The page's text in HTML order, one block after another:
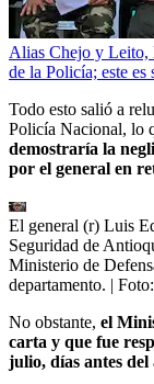
Alias Chejo y Leito,
de la Policía; este
Todo esto salió a
Policía Nacional, lo
demostraría la
por el general en
El general (r) Luis
Seguridad de
Ministerio de
departamento. | Foto:
No obstante, el
carta y que fue
julio, días antes del